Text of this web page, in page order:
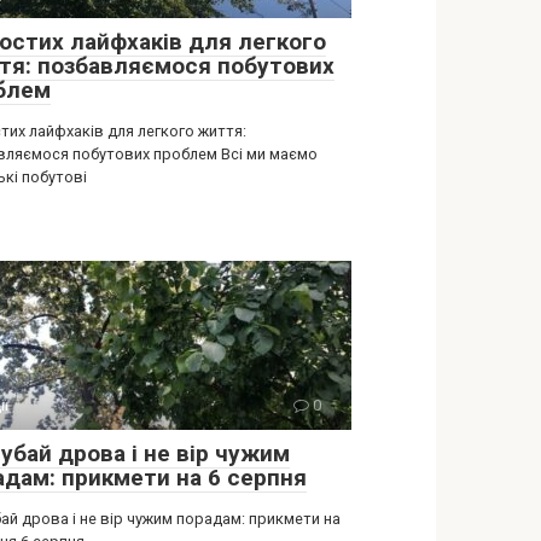
лайфхаків для легкого
позбавляємося побутових
лайфхаків для легкого життя:
побутових проблем Всі ми маємо
побутові
0
дрова і не вір чужим
прикмети на 6 серпня
дрова і не вір чужим порадам: прикмети на